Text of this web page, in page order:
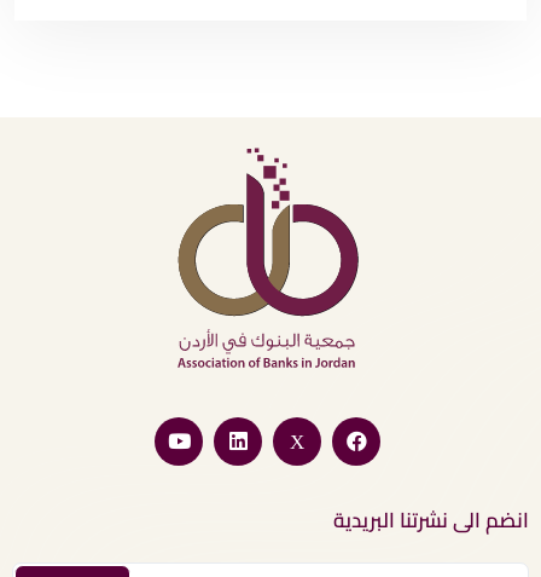
انضم الى نشرتنا البريدية